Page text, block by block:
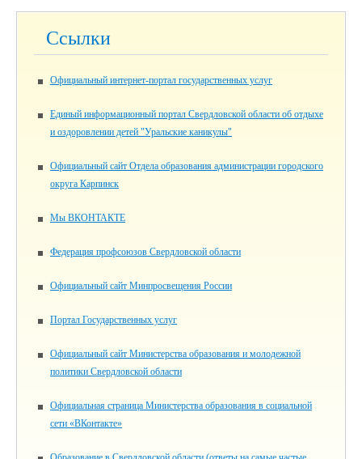
Ссылки
Официальный интернет-портал государственных услуг
Единый информационный портал Свердловской области об отдыхе
и оздоровлении детей "Уральские каникулы"
Официальный сайт Отдела образования администрации городского
округа Карпинск
Мы ВКОНТАКТЕ
Федерация профсоюзов Свердловской области
Официальный сайт Минпросвещения России
Портал Государственных услуг
Официальный сайт Министерства образования и молодежной
политики Свердловской области
Официальная страница Министерства образования в социальной
сети «ВКонтакте»